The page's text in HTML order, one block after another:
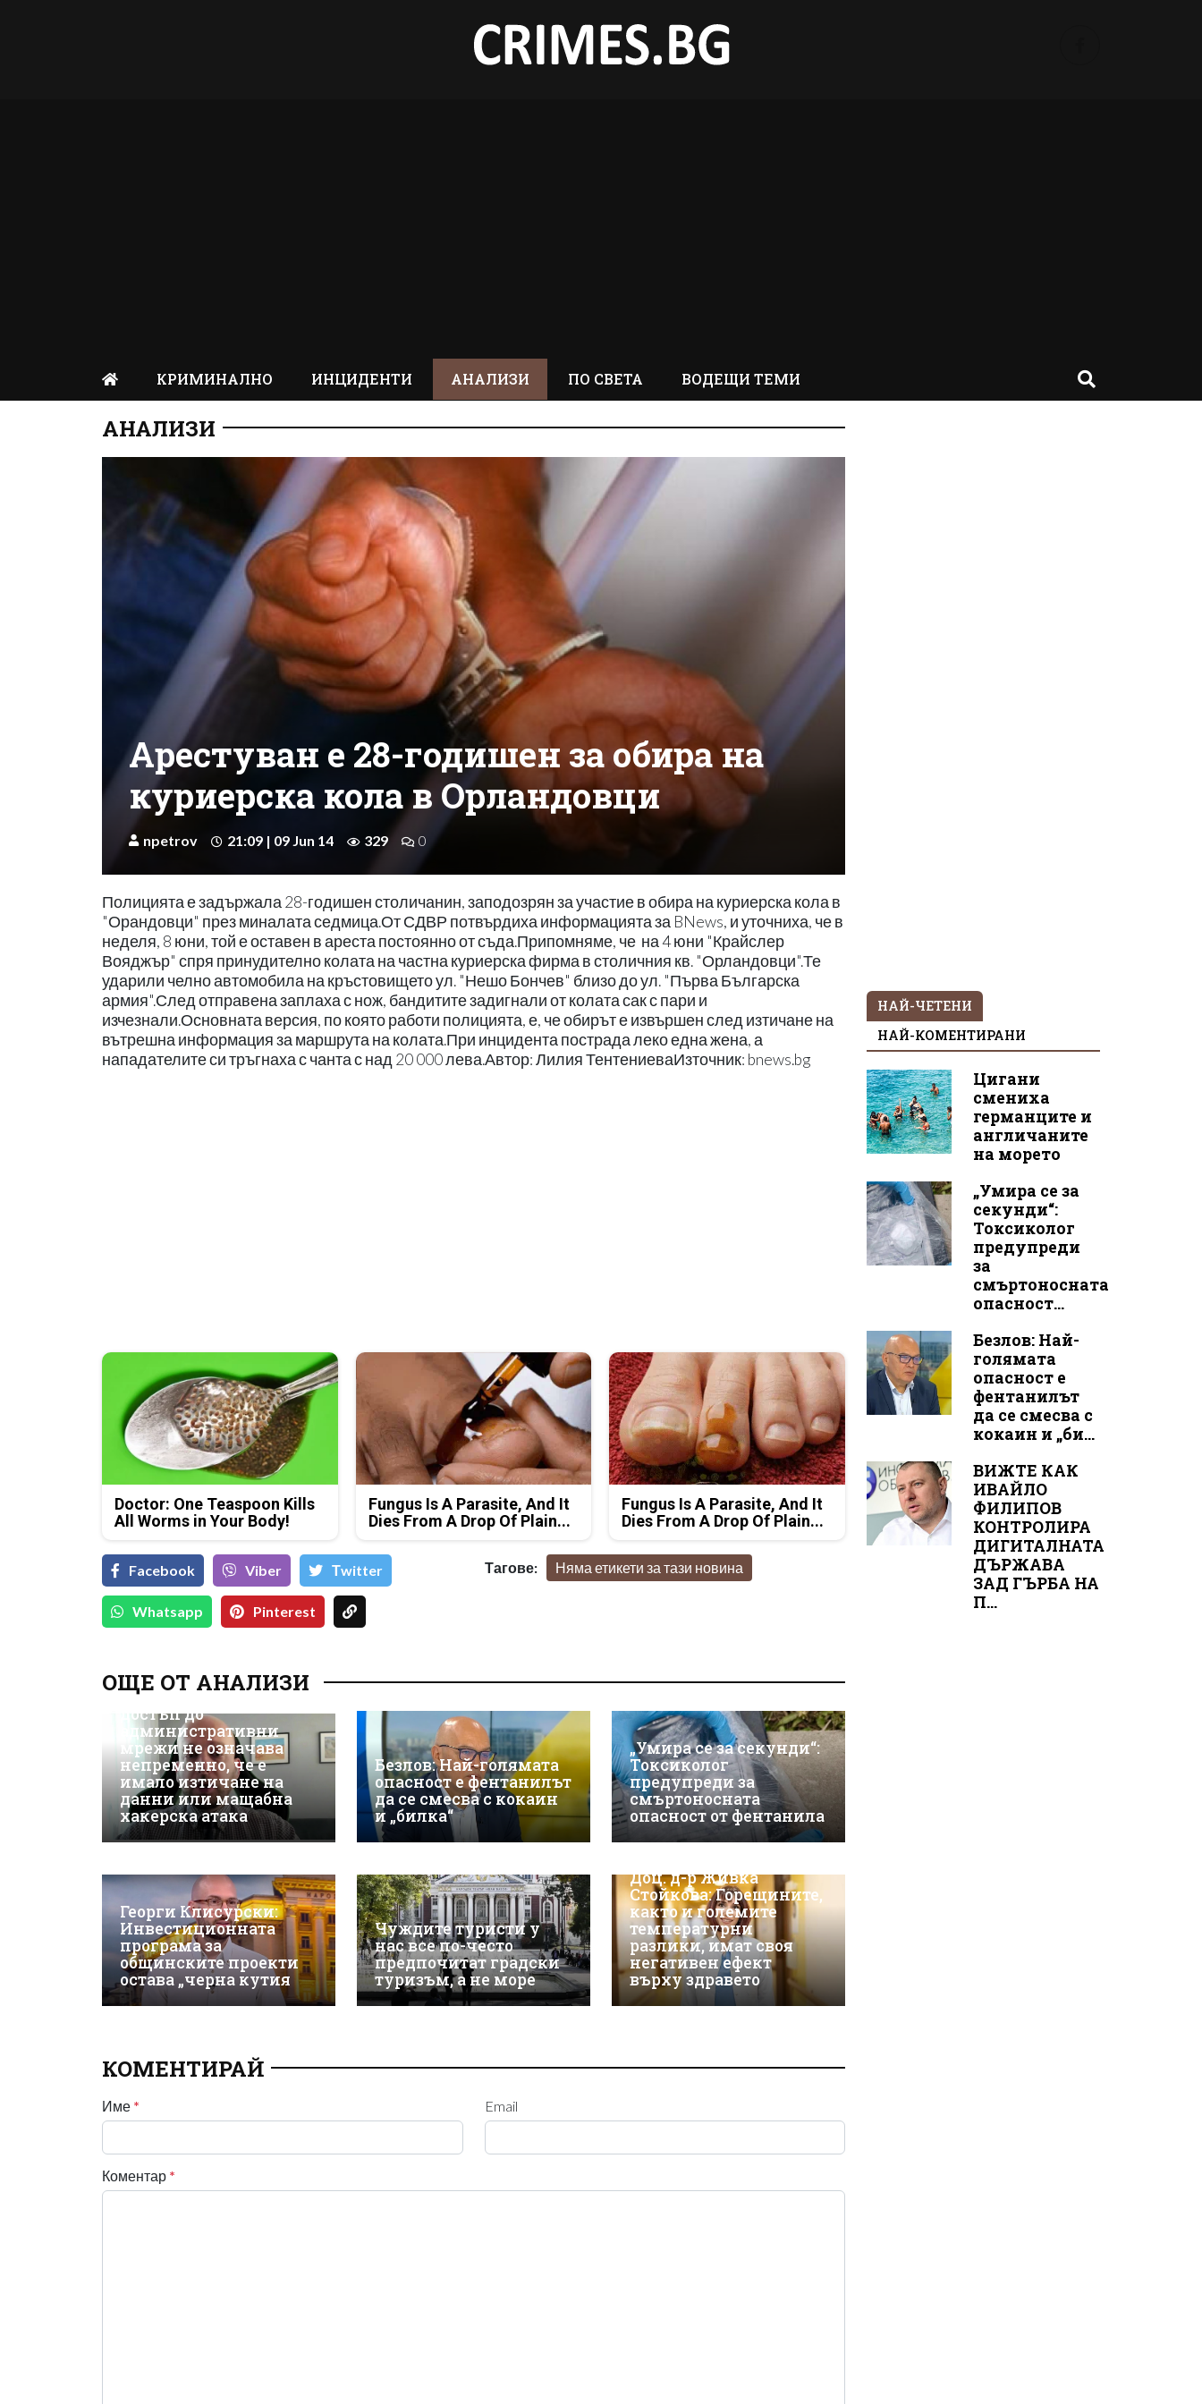
КРИМИНАЛНО ИНЦИДЕНТИ АНАЛИЗИ ПО СВЕТА ВОДЕЩИ ТЕМИ
АНАЛИЗИ
Арестуван е 28-годишен за обира на
куриерска кола в Орландовци
npetrov 21:09 | 09 Jun 14 329 0
Полицията е задържала 28-годишен столичанин, заподозрян за участие в обира на куриерска кола в
"Орандовци" през миналата седмица.От СДВР потвърдиха информацията за BNews, и уточниха, че в
неделя, 8 юни, той е оставен в ареста постоянно от съда.Припомняме, че на 4 юни "Крайслер
Вояджър" спря принудително колата на частна куриерска фирма в столичния кв. "Орландовци".Те
ударили челно автомобила на кръстовището ул. "Нешо Бончев" близо до ул. "Първа Българска
армия".След отправена заплаха с нож, бандитите задигнали от колата сак с пари и
изчезнали.Основната версия, по която работи полицията, е, че обирът е извършен след изтичане на
вътрешна информация за маршрута на колата.При инцидента пострада леко една жена, а
нападателите си тръгнаха с чанта с над 20 000 лева.Автор: Лилия ТентениеваИзточник: bnews.bg
Doctor: One Teaspoon Kills
All Worms in Your Body!
Fungus Is A Parasite, And It
Dies From A Drop Of Plain...
Fungus Is A Parasite, And It
Dies From A Drop Of Plain...
Facebook Viber Тwitter
Whatsapp Pinterest
Тагове: Няма етикети за тази новина
ОЩЕ ОТ АНАЛИЗИ
киберсигурност:
Неоторизираният
достъп до
административни
мрежи не означава
непременно, че е
имало изтичане на
данни или мащабна
хакерска атака
Безлов: Най-голямата
опасност е фентанилът
да се смесва с кокаин
и „билка“
„Умира се за секунди“:
Токсиколог
предупреди за
смъртоносната
опасност от фентанила
Георги Клисурски:
Инвестиционната
програма за
общинските проекти
остава „черна кутия
Чуждите туристи у
нас все по-често
предпочитат градски
туризъм, а не море
Доц. д-р Живка
Стойкова: Горещините,
както и големите
температурни
разлики, имат своя
негативен ефект
върху здравето
КОМЕНТИРАЙ
Име * Email
Коментар *
НАЙ-ЧЕТЕНИ
НАЙ-КОМЕНТИРАНИ
Цигани
смениха
германците и
англичаните
на морето
„Умира се за
секунди“:
Токсиколог
предупреди
за
смъртоносната
опасност...
Безлов: Най-
голямата
опасност е
фентанилът
да се смесва с
кокаин и „би...
ВИЖТЕ КАК
ИВАЙЛО
ФИЛИПОВ
КОНТРОЛИРА
ДИГИТАЛНАТА
ДЪРЖАВА
ЗАД ГЪРБА НА
П...